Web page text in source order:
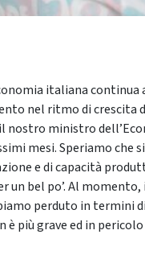
italiana
nel ritmo di crescita
nostro ministro
mesi. Speriamo che
e di capacità
un bel po’. Al
perduto in termini
più grave ed in